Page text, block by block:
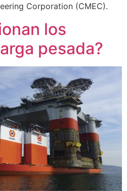
Corporation (CMEC).
los
pesada?